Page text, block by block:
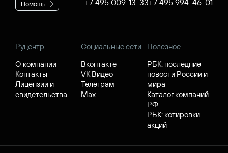
Помощь +7 495 009-13-33+7 495 994-46-01
Руцентр
О компании
Контакты
Лицензии и
свидетельства
Социальные сети
Вконтакте
VK Видео
Телеграм
Max
Полезное
РБК: последние
новости России и
мира
Каталог компаний
РФ
РБК: котировки
акций